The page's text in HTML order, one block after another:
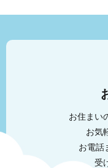
お住まい
お気
お電話
受